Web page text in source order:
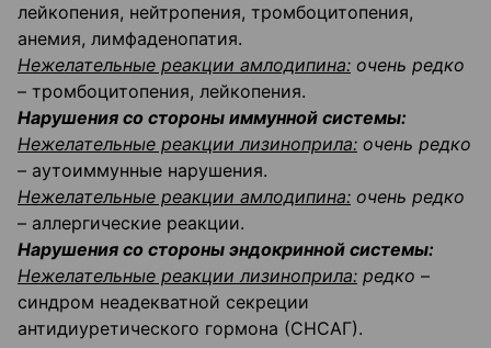
лейкопения, нейтропения, тромбоцитопения,
анемия, лимфаденопатия.
Нежелательные реакции амлодипина: очень редко
– тромбоцитопения, лейкопения.
Нарушения со стороны иммунной системы:
Нежелательные реакции лизиноприла: очень редко
– аутоиммунные нарушения.
Нежелательные реакции амлодипина: очень редко
– аллергические реакции.
Нарушения со стороны эндокринной системы:
Нежелательные реакции лизиноприла: редко –
синдром неадекватной секреции
антидиуретического гормона (СНСАГ).